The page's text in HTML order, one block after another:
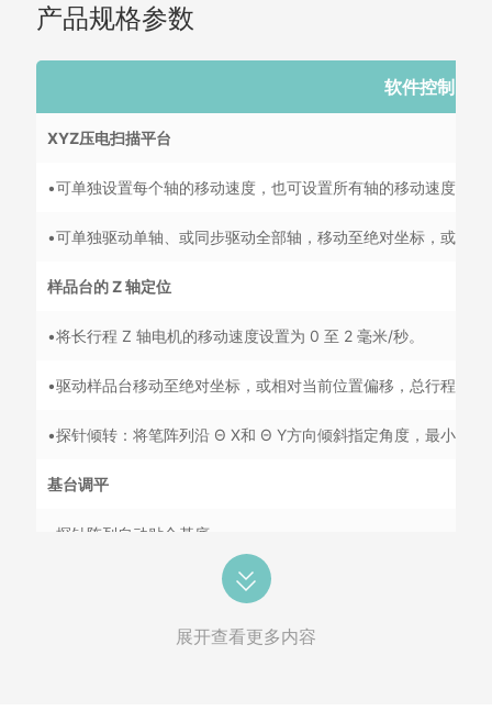
产品规格参数
软件控制
XYZ压电扫描平台
•可单独设置每个轴的移动速度，也可设置所有轴的移动速度，
•可单独驱动单轴、或同步驱动全部轴，移动至绝对坐标，或相
样品台的 Z 轴定位
•将长行程 Z 轴电机的移动速度设置为 0 至 2 毫米/秒。
•驱动样品台移动至绝对坐标，或相对当前位置偏移，总行程 25
•探针倾转：将笔阵列沿 Θ X和 Θ Y方向倾斜指定角度，最小增量
基台调平
•探针阵列自动贴合基底
•四点位实时接触监测，支持人工完成探针阵列与基底平面对准
•搭载专利反馈控制算法，实现探针阵列与基底平面自动校准
展开查看更多内容